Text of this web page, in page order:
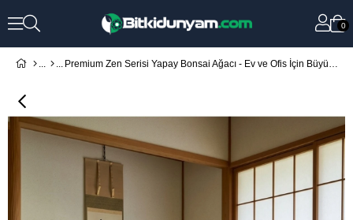
0
Premium Zen Serisi Yapay Bonsai Ağacı - Ev ve Ofis İçin Büyük Boy Dekoratif Tasarım Ağaç